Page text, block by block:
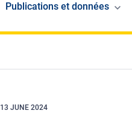
Publications et données
13 JUNE 2024